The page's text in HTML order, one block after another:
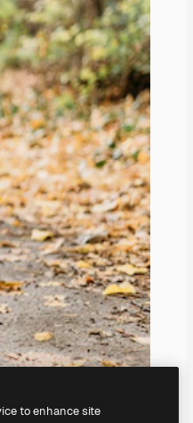
to enhance site